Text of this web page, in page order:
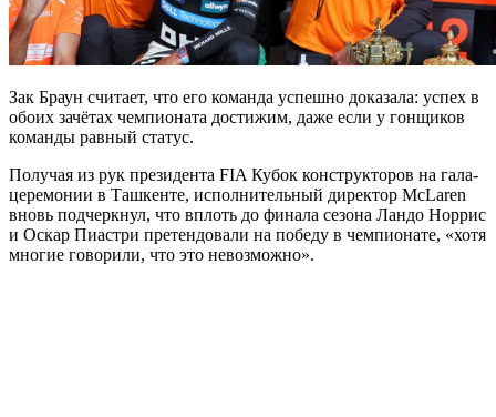
Зак Браун считает, что его команда успешно доказала: успех в
обоих зачётах чемпионата достижим, даже если у гонщиков
команды равный статус.
Получая из рук президента FIA Кубок конструкторов на гала-
церемонии в Ташкенте, исполнительный директор McLaren
вновь подчеркнул, что вплоть до финала сезона Ландо Норрис
и Оскар Пиастри претендовали на победу в чемпионате, «хотя
многие говорили, что это невозможно».